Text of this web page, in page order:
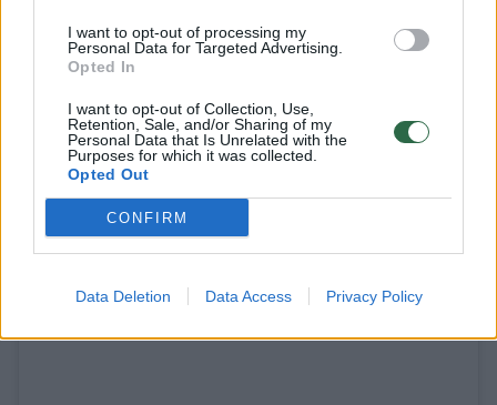
I want to opt-out of processing my
Personal Data for Targeted Advertising.
Opted In
I want to opt-out of Collection, Use,
Retention, Sale, and/or Sharing of my
Personal Data that Is Unrelated with the
Purposes for which it was collected.
Opted Out
CONFIRM
Data Deletion Data Access Privacy Policy
Tačiau nerealus jausmas švęsti savo
gimtadienį pirmuose savuose namučiuose,
pilnai išsipildė!“ – rašė Inidė.